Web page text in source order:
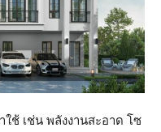
ช้ เช่น พลังงานสะอาด โซ